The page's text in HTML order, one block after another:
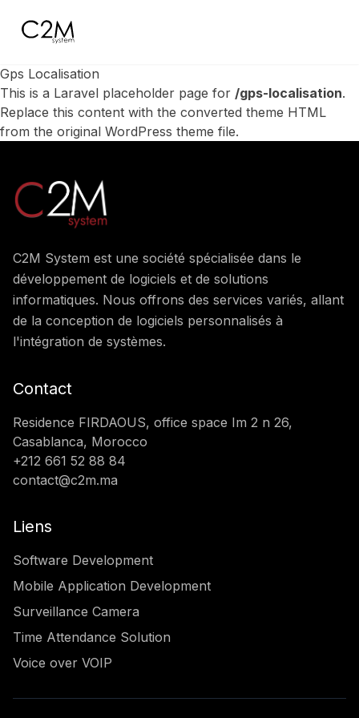
C2M
Gps Localisation
This is a Laravel placeholder page for /gps-localisation.
Replace this content with the converted theme HTML
from the original WordPress theme file.
C2M System est une société spécialisée dans le
développement de logiciels et de solutions
informatiques. Nous offrons des services variés, allant
de la conception de logiciels personnalisés à
l'intégration de systèmes.
Contact
Residence FIRDAOUS, office space Im 2 n 26,
Casablanca, Morocco
+212 661 52 88 84
contact@c2m.ma
Liens
Software Development
Mobile Application Development
Surveillance Camera
Time Attendance Solution
Voice over VOIP